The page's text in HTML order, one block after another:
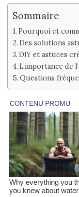
Sommaire
Pourquoi et
Des solutions
DIY et astuces
L’importance de
Questions